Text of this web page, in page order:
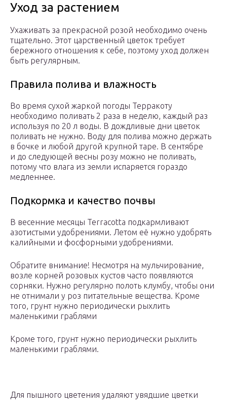
Уход за растением
Ухаживать за прекрасной розой необходимо очень
тщательно. Этот царственный цветок требует
бережного отношения к себе, поэтому уход должен
быть регулярным.
Правила полива и влажность
Во время сухой жаркой погоды Терракоту
необходимо поливать 2 раза в неделю, каждый раз
используя по 20 л воды. В дождливые дни цветок
поливать не нужно. Воду для полива можно держать
в бочке и любой другой крупной таре. В сентябре
и до следующей весны розу можно не поливать,
потому что влага из земли испаряется гораздо
медленнее.
Подкормка и качество почвы
В весенние месяцы Terracotta подкармливают
азотистыми удобрениями. Летом её нужно удобрять
калийными и фосфорными удобрениями.
Обратите внимание! Несмотря на мульчирование,
возле корней розовых кустов часто появляются
сорняки. Нужно регулярно полоть клумбу, чтобы они
не отнимали у роз питательные вещества. Кроме
того, грунт нужно периодически рыхлить
маленькими граблями
Кроме того, грунт нужно периодически рыхлить
маленькими граблями.
Для пышного цветения удаляют увядшие цветки